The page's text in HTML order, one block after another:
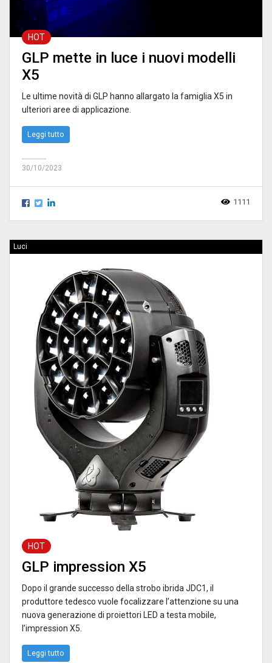
HOT
GLP mette in luce i nuovi modelli
X5
Le ultime novità di GLP hanno allargato la famiglia X5 in
ulteriori aree di applicazione.
Leggi tutto
30/10/2023
1111
Luci
HOT
GLP impression X5
Dopo il grande successo della strobo ibrida JDC1, il
produttore tedesco vuole focalizzare l’attenzione su una
nuova generazione di proiettori LED a testa mobile,
l’impression X5.
Leggi tutto